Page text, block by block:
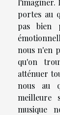
l'imaginer.
portes au
pas bien
nous n'en
qu'on
atténuer
nous au
meilleure
musique